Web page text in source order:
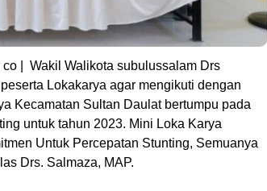
| Wakil Walikota subulussalam Drs
Lokakarya agar mengikuti dengan
Kecamatan Sultan Daulat bertumpu pada
untuk tahun 2023. Mini Loka Karya
Untuk Percepatan Stunting, Semuanya
Drs. Salmaza, MAP.